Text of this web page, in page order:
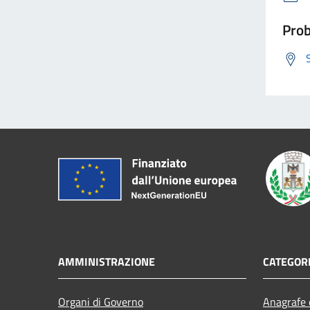
AMMINISTRAZIONE
Organi di Governo